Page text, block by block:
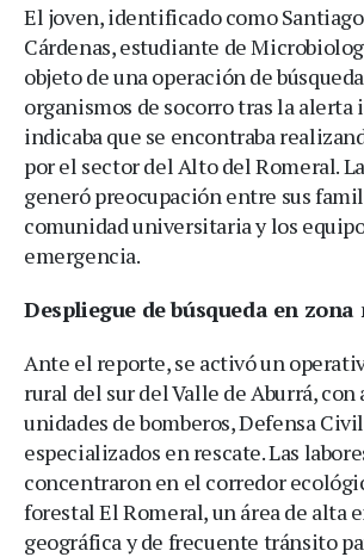
El joven, identificado como
Cárdenas, estudiante de
objeto de una operación de
organismos de socorro tras la alerta
indicaba que se encontraba
por el sector del Alto del Romeral.
generó preocupación entre sus
comunidad universitaria y los
emergencia.
Despliegue de búsqueda en
Ante el reporte, se activó un
rural del sur del Valle de Aburrá, con
unidades de bomberos, Defensa
especializados en rescate. Las
concentraron en el corredor
forestal El Romeral, un área de alta
geográfica y de frecuente tránsito